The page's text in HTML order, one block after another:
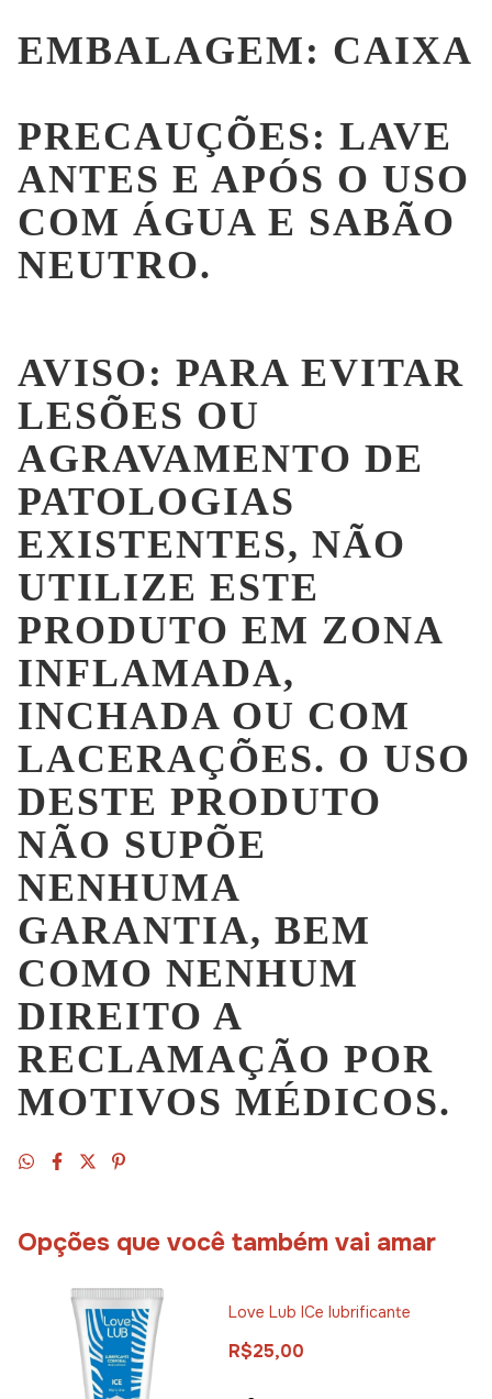
EMBALAGEM: CAIXA
PRECAUÇÕES: LAVE
ANTES E APÓS O USO
COM ÁGUA E SABÃO
NEUTRO.
AVISO: PARA EVITAR
LESÕES OU
AGRAVAMENTO DE
PATOLOGIAS
EXISTENTES, NÃO
UTILIZE ESTE
PRODUTO EM ZONA
INFLAMADA,
INCHADA OU COM
LACERAÇÕES. O USO
DESTE PRODUTO
NÃO SUPÕE
NENHUMA
GARANTIA, BEM
COMO NENHUM
DIREITO A
RECLAMAÇÃO POR
MOTIVOS MÉDICOS.
Opções que você também vai amar
Love Lub ICe lubrificante
R$25,00